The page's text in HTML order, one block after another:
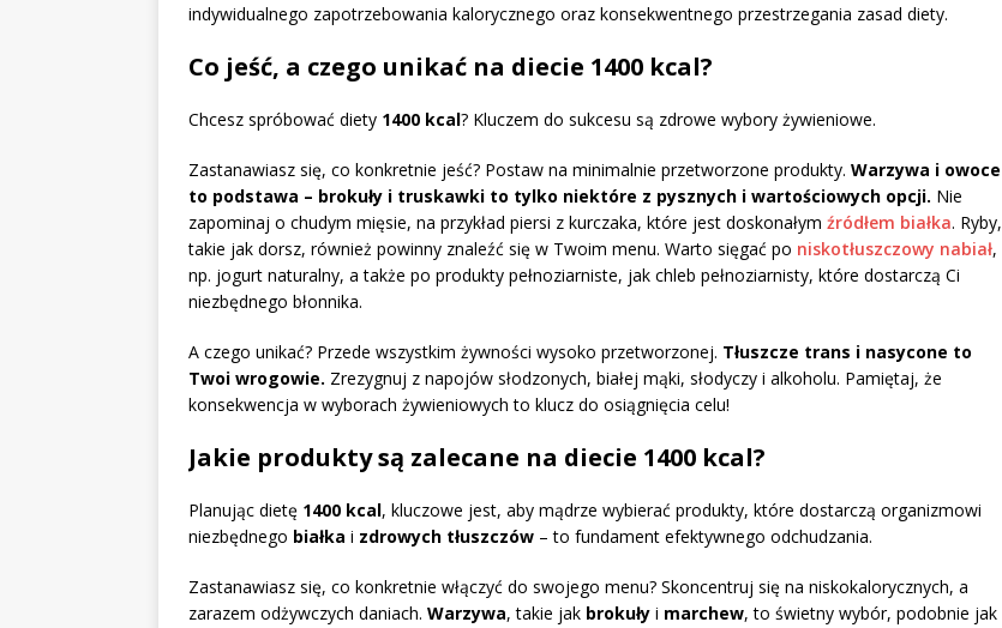
indywidualnego zapotrzebowania kalorycznego oraz konsekwentnego przestrzegania zasad diety.
Co jeść, a czego unikać na diecie 1400 kcal?
Chcesz spróbować diety 1400 kcal? Kluczem do sukcesu są zdrowe wybory żywieniowe.
Zastanawiasz się, co konkretnie jeść? Postaw na minimalnie przetworzone produkty. Warzywa i owoce
to podstawa – brokuły i truskawki to tylko niektóre z pysznych i wartościowych opcji. Nie
zapominaj o chudym mięsie, na przykład piersi z kurczaka, które jest doskonałym źródłem białka. Ryby,
takie jak dorsz, również powinny znaleźć się w Twoim menu. Warto sięgać po niskotłuszczowy nabiał,
np. jogurt naturalny, a także po produkty pełnoziarniste, jak chleb pełnoziarnisty, które dostarczą Ci
niezbędnego błonnika.
A czego unikać? Przede wszystkim żywności wysoko przetworzonej. Tłuszcze trans i nasycone to
Twoi wrogowie. Zrezygnuj z napojów słodzonych, białej mąki, słodyczy i alkoholu. Pamiętaj, że
konsekwencja w wyborach żywieniowych to klucz do osiągnięcia celu!
Jakie produkty są zalecane na diecie 1400 kcal?
Planując dietę 1400 kcal, kluczowe jest, aby mądrze wybierać produkty, które dostarczą organizmowi
niezbędnego białka i zdrowych tłuszczów – to fundament efektywnego odchudzania.
Zastanawiasz się, co konkretnie włączyć do swojego menu? Skoncentruj się na niskokalorycznych, a
zarazem odżywczych daniach. Warzywa, takie jak brokuły i marchew, to świetny wybór, podobnie jak